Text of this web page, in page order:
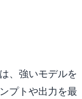
、強いモデルを
プトや出力を最